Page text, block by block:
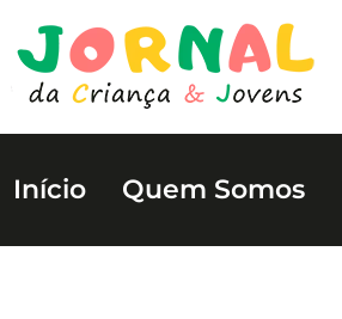
Início Quem Somos